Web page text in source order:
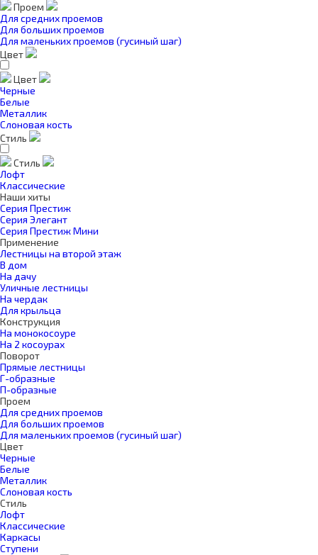
Проем
Для средних проемов
Для больших проемов
Для маленьких проемов (гусиный шаг)
Цвет
Цвет
Черные
Белые
Металлик
Слоновая кость
Стиль
Стиль
Лофт
Классические
Наши хиты
Серия Престиж
Серия Элегант
Серия Престиж Мини
Применение
Лестницы на второй этаж
В дом
На дачу
Уличные лестницы
На чердак
Для крыльца
Конструкция
На монокосоуре
На 2 косоурах
Поворот
Прямые лестницы
Г-образные
П-образные
Проем
Для средних проемов
Для больших проемов
Для маленьких проемов (гусиный шаг)
Цвет
Черные
Белые
Металлик
Слоновая кость
Стиль
Лофт
Классические
Каркасы
Ступени